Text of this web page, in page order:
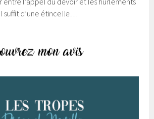
suffit d’une étincelle…